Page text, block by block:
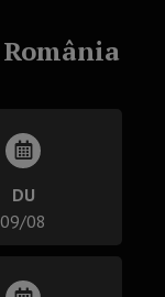
DU
09/08